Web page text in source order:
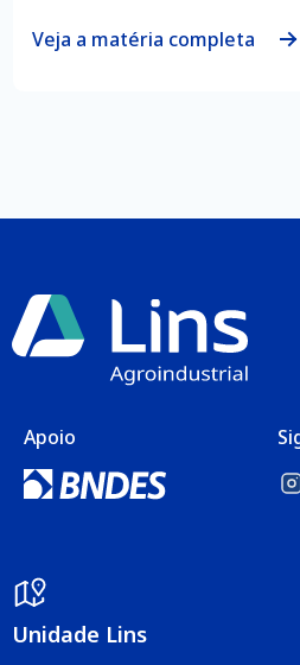
Veja a matéria completa
Apoio
Unidade Lins